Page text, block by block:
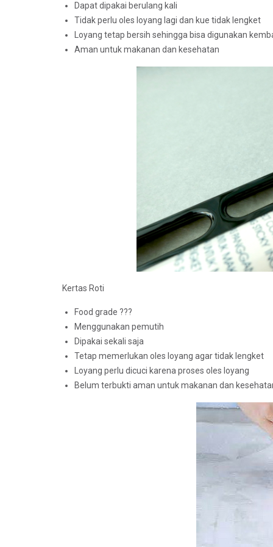
Dapat dipakai berulang kali
Tidak perlu oles loyang lagi dan kue tidak lengket
Loyang tetap bersih sehingga bisa digunakan
Aman untuk makanan dan kesehatan
Kertas Roti
Food grade ???
Menggunakan pemutih
Dipakai sekali saja
Tetap memerlukan oles loyang agar tidak lengket
Loyang perlu dicuci karena proses oles loyang
Belum terbukti aman untuk makanan dan